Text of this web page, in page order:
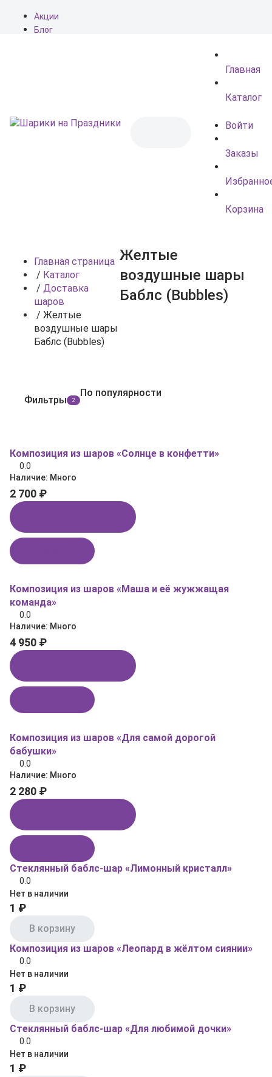
Акции
Блог
Главная
Каталог
Войти
Заказы
Корзина
Главная страница
/ Каталог
/ Доставка
шаров
/ Желтые
воздушные шары
Баблс (Bubbles)
Желтые
воздушные шары
Баблс (Bubbles)
Фильтры 2
По популярности
Композиция из шаров «Солнце в конфетти»
0.0
Наличие: Много
2 700 ₽
Композиция из шаров «Маша и её жужжащая
команда»
0.0
Наличие: Много
4 950 ₽
Композиция из шаров «Для самой дорогой
бабушки»
0.0
Наличие: Много
2 280 ₽
Стеклянный баблс-шар «Лимонный кристалл»
0.0
Нет в наличии
1 ₽
В корзину
Композиция из шаров «Леопард в жёлтом сиянии»
0.0
Нет в наличии
1 ₽
В корзину
Стеклянный баблс-шар «Для любимой дочки»
0.0
Нет в наличии
1 ₽